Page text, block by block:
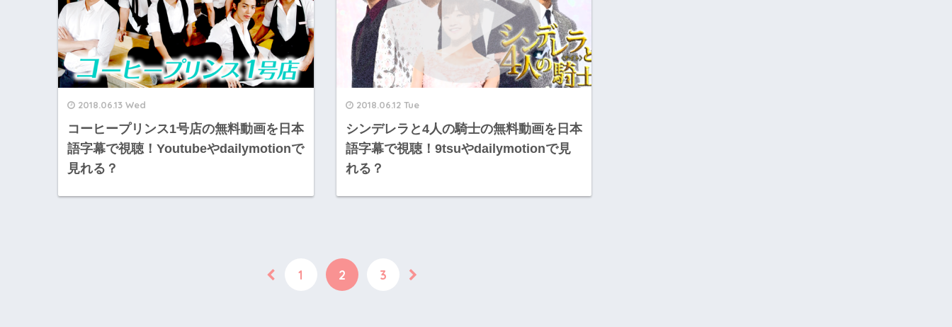
2018.06.13 Wed
コーヒープリンス1号店の無料動画を日本
語字幕で視聴！Youtubeやdailymotionで
見れる？
2018.06.12 Tue
シンデレラと4人の騎士の無料動画を日本
語字幕で視聴！9tsuやdailymotionで見
れる？
1 2 3